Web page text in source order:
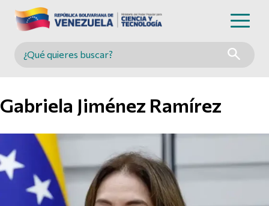
Buscar en MINCYT
Gabriela Jiménez Ramírez